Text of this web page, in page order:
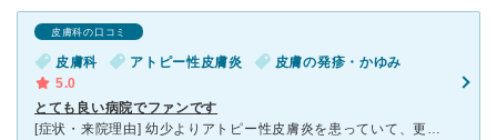
皮膚科の口コミ
皮膚科 アトピー性皮膚炎
皮膚の発疹・かゆみ
5.0
とても良い病院でファンです
[症状・来院理由] 幼少よりアトピー性皮膚炎を患っていて、更に日頃の家事からくる手の乾燥で、あかぎれが酷かったため来院しました。 [医師の診断・治療法] 患部の状態を先生に診てもらい、以前にかか